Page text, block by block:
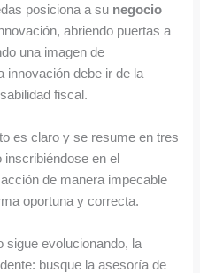
posiciona a su negocio
abriendo puertas a
una imagen de
innovación debe ir de la
fiscal.
es claro y se resume en tres
inscribiéndose en el
de manera impecable
oportuna y correcta.
sigue evolucionando, la
busque la asesoría de